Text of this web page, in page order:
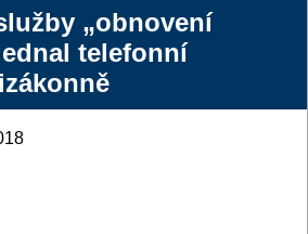
„obnovení
telefonní